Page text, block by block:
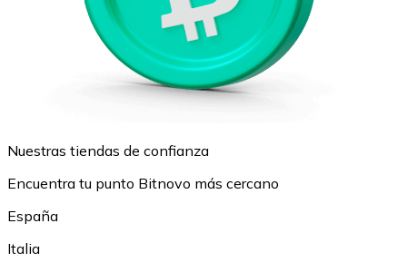
Nuestras tiendas de confianza
Encuentra tu punto Bitnovo más cercano
España
Italia